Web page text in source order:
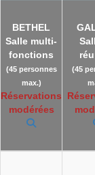
BETHEL
Salle multi-
fonctions
(45 personnes
max.)
Réservations
modérées
(45